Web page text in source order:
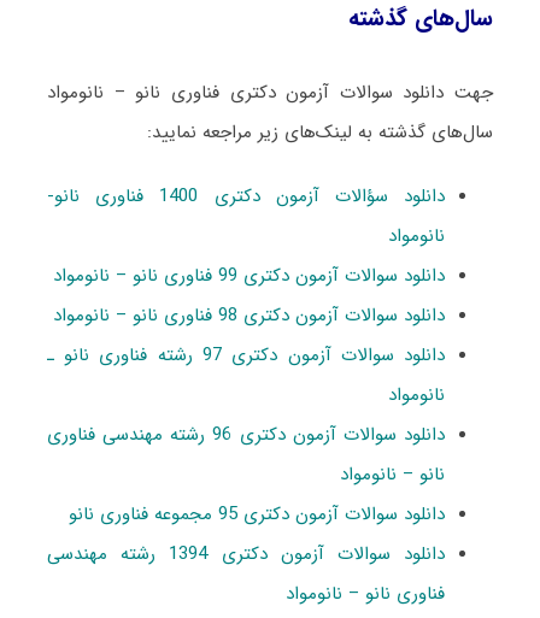
سال‌های گذشته
جهت دانلود سوالات آزمون دکتری فناوری نانو – نانومواد
سال‌های گذشته به لینک‌های زیر مراجعه نمایید:
دانلود سؤالات آزمون دکتری 1400 فناوری نانو-
نانومواد
دانلود سوالات آزمون دکتری 99 فناوری نانو – نانومواد
دانلود سوالات آزمون دکتری 98 فناوری نانو – نانومواد
دانلود سوالات آزمون دکتری 97 رشته فناوری نانو ـ
نانومواد
دانلود سوالات آزمون دکتری 96 رشته مهندسی فناوری
نانو – نانومواد
دانلود سوالات آزمون دکتری 95 مجموعه فناوری نانو
دانلود سوالات آزمون دکتری 1394 رشته مهندسی
فناوری نانو – نانومواد